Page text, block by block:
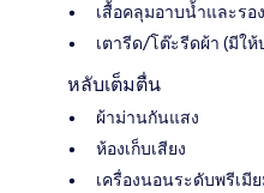
เสื้อคลุมอาบน้ำและรอ
เตารีด/โต๊ะรีดผ้า (มีใ
หลับเต็มตื่น
ผ้าม่านกันแสง
ห้องเก็บเสียง
เครื่องนอนระดับพรีเมี